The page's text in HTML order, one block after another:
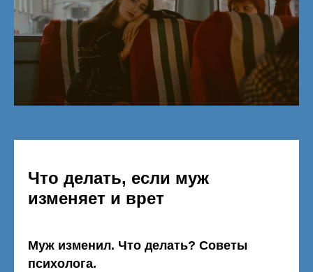
Что делать, если муж
изменяет и врет
Муж изменил. Что делать? Советы
психолога.